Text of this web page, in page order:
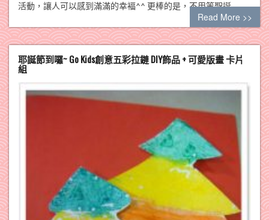
活動，讓人可以感到滿滿的幸褔^^ 更棒的是，不用等聖誕…
Read More >>
耶誕節到囉~ Go Kids創意五彩拉鏈 DIY飾品 + 可愛版畫 卡片
組